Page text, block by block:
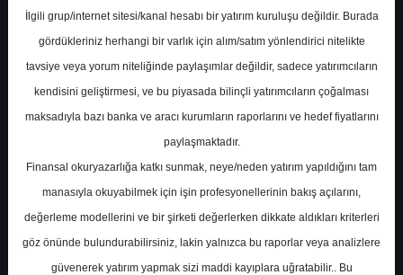
En Yüksek Tahmin
Ortalama Fiyat Tahmini
Ortalama Getiri Potansiyeli
Kurum Sayısı
20
İlgili grup/internet sitesi/kanal hesabı bir yatırım kuruluşu değildir. Burada
gördükleriniz herhangi bir varlık için alım/satım yönlendirici nitelikte
tavsiye veya yorum niteliğinde paylaşımlar değildir, sadece yatırımcıların
kendisini geliştirmesi, ve bu piyasada bilinçli yatırımcıların çoğalması
maksadıyla bazı banka ve aracı kurumların raporlarını ve hedef fiyatlarını
paylaşmaktadır.
Finansal okuryazarlığa katkı sunmak, neye/neden yatırım yapıldığını tam
manasıyla okuyabilmek için işin profesyonellerinin bakış açılarını,
değerleme modellerini ve bir şirketi değerlerken dikkate aldıkları kriterleri
göz önünde bulundurabilirsiniz, lakin yalnızca bu raporlar veya analizlere
güvenerek yatırım yapmak sizi maddi kayıplara uğratabilir.. Bu